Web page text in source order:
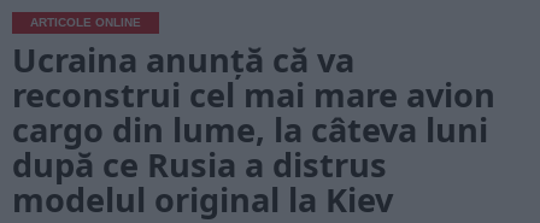
ARTICOLE ONLINE
Ucraina anunță că va
reconstrui cel mai mare avion
cargo din lume, la câteva luni
după ce Rusia a distrus
modelul original la Kiev